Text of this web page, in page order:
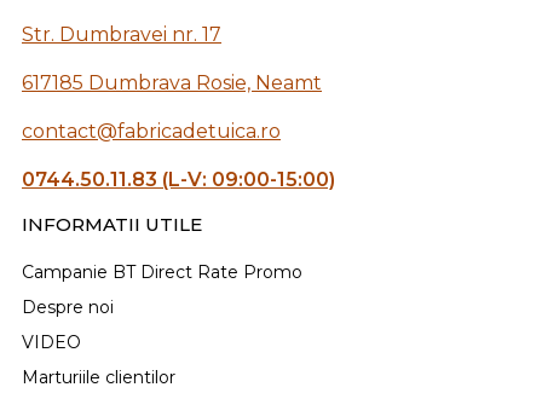
Str. Dumbravei nr. 17
617185 Dumbrava Rosie, Neamt
contact@fabricadetuica.ro
0744.50.11.83 (L-V: 09:00-15:00)
INFORMATII UTILE
Campanie BT Direct Rate Promo
Despre noi
VIDEO
Marturiile clientilor